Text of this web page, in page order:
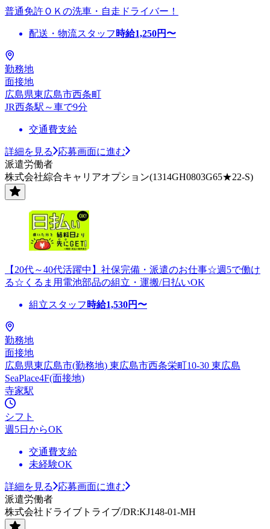
普通免許ＯＫの洗車・自走ドライバー！
配送・物流スタッフ 時給1,250円〜
勤務地
面接地
広島県東広島市西条町
JR西条駅～車で9分
交通費支給
詳細を見る
応募画面に進む
派遣労働者
株式会社綜合キャリアオプション(1314GH0803G65★22-S)
【20代～40代活躍中】社保完備・派遣のお仕事☆週5で働け
る☆くるま用電池部品の組立・運搬/日払いOK
組立スタッフ 時給1,530円〜
勤務地
面接地
広島県東広島市(勤務地) 東広島市西条栄町10-30 東広島
SeaPlace4F(面接地)
寺家駅
シフト
週5日からOK
交通費支給
未経験OK
詳細を見る
応募画面に進む
派遣労働者
株式会社ドライブトライブ/DR:KJ148-01-MH